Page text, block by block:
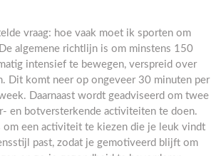
vraag: hoe vaak moet ik sporten om
algemene richtlijn is om minstens 150
intensief te bewegen, verspreid over
Dit komt neer op ongeveer 30 minuten per
Daarnaast wordt geadviseerd om twee
en botversterkende activiteiten te doen.
om een activiteit te kiezen die je leuk vindt
past, zodat je gemotiveerd blijft om